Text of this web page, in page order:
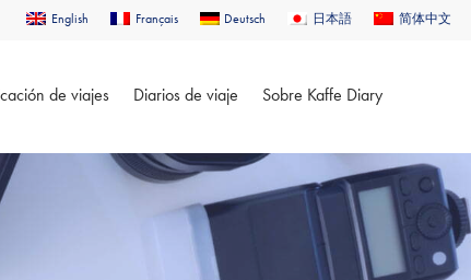
English Français Deutsch 日本語 简体中文
de viajes Diarios de viaje Sobre Kaffe Diary